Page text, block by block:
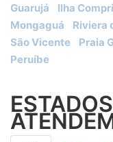
Guarujá
Ilha
Mongaguá
Riviera
São Vicente
Praia
Peruíbe